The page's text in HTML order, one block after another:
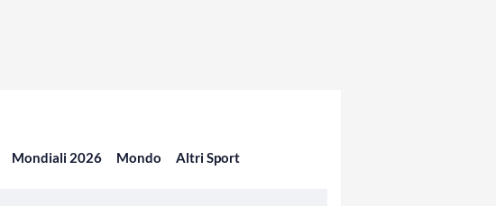
Mondiali 2026 Mondo Altri Sport